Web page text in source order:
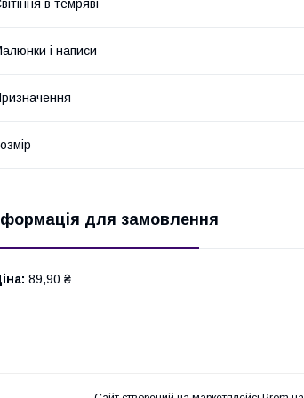
в темряві
і написи
для замовлення
89,90 ₴